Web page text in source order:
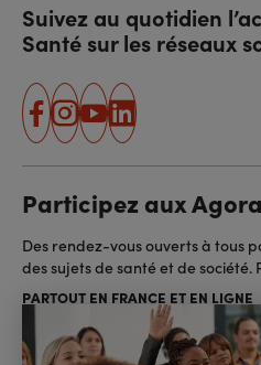
Suivez au quotidien
Santé sur les réseaux
facebook
instagram
youtube
linkedin
Participez aux
Des rendez-vous ouverts à tous
des sujets de santé et de
PARTOUT EN FRANCE ET EN LIGNE